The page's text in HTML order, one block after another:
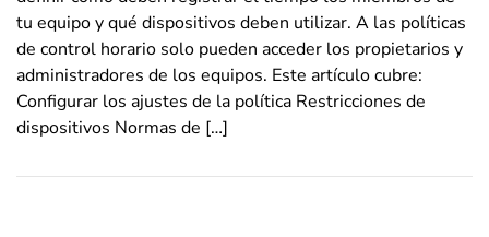
tu equipo y qué dispositivos deben utilizar. A las políticas
de control horario solo pueden acceder los propietarios y
administradores de los equipos. Este artículo cubre:
Configurar los ajustes de la política Restricciones de
dispositivos Normas de […]